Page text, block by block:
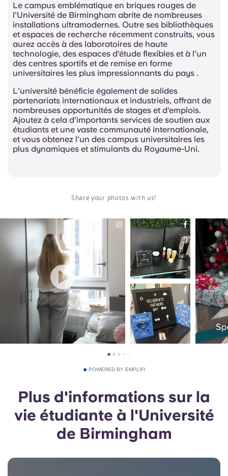
Le campus emblématique en briques rouges de
l'Université de Birmingham abrite de nombreuses
installations ultramodernes. Outre ses bibliothèques
et espaces de recherche récemment construits, vous
aurez accès à des laboratoires de haute
technologie, des espaces d'étude flexibles et à l'un
des centres sportifs et de remise en forme
universitaires les plus impressionnants du pays .
L'université bénéficie également de solides
partenariats internationaux et industriels, offrant de
nombreuses opportunités de stages et d'emplois.
Ajoutez à cela d'importants services de soutien aux
étudiants et une vaste communauté internationale,
et vous obtenez l'un des campus universitaires les
plus dynamiques et stimulants du Royaume-Uni.
POWERED BY EMPLIFI
Plus d'informations sur la
vie étudiante à l'Université
de Birmingham